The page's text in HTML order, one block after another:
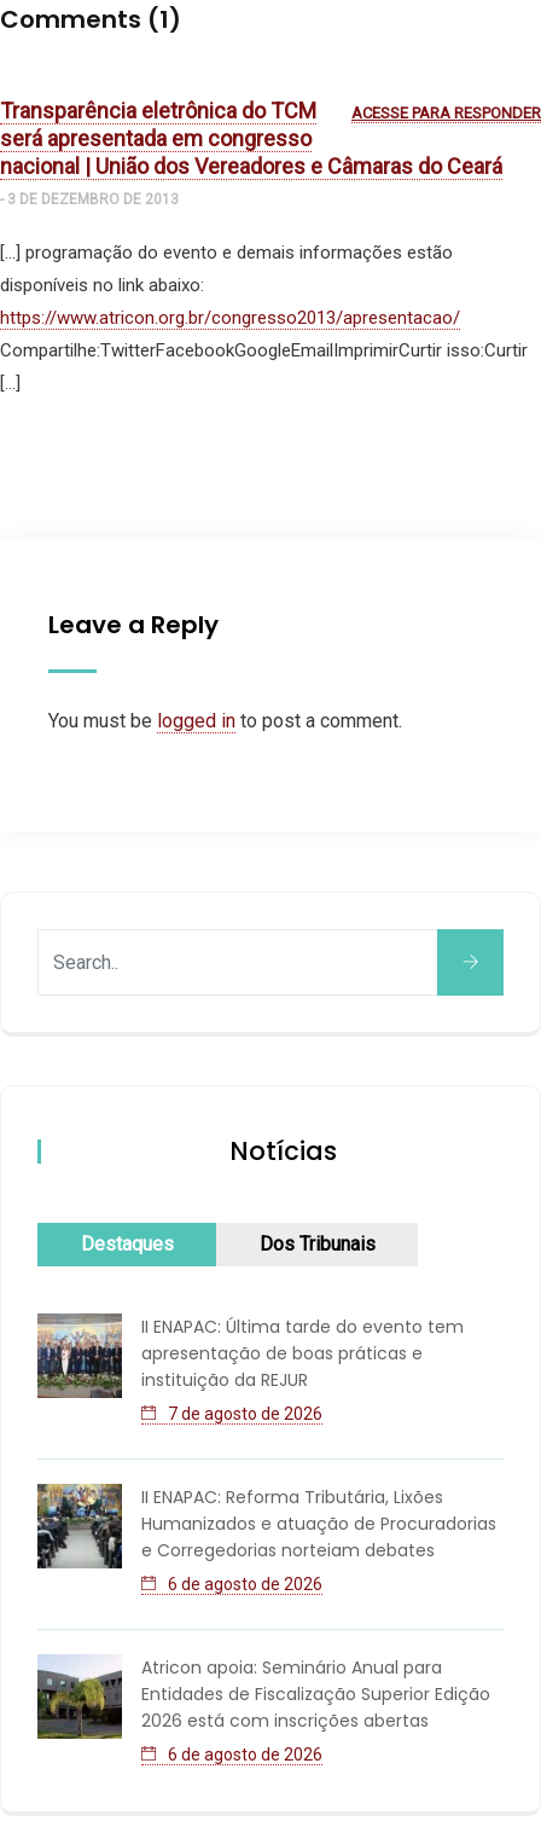
Comments (1)
ACESSE PARA RESPONDER
Transparência eletrônica do TCM
será apresentada em congresso
nacional | União dos Vereadores e Câmaras do Ceará
- 3 DE DEZEMBRO DE 2013
[…] programação do evento e demais informações estão
disponíveis no link abaixo:
https://www.atricon.org.br/congresso2013/apresentacao/
Compartilhe:TwitterFacebookGoogleEmailImprimirCurtir isso:Curtir
[…]
Leave a Reply
You must be logged in to post a comment.
Notícias
Destaques Dos Tribunais
II ENAPAC: Última tarde do evento tem
apresentação de boas práticas e
instituição da REJUR
7 de agosto de 2026
II ENAPAC: Reforma Tributária, Lixões
Humanizados e atuação de Procuradorias
e Corregedorias norteiam debates
6 de agosto de 2026
Atricon apoia: Seminário Anual para
Entidades de Fiscalização Superior Edição
2026 está com inscrições abertas
6 de agosto de 2026